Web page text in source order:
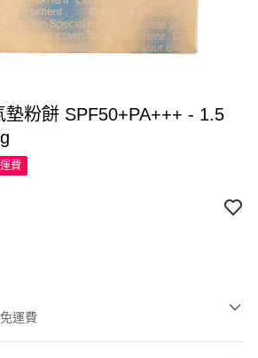
餅 SPF50+PA+++ - 1.5
費
運費